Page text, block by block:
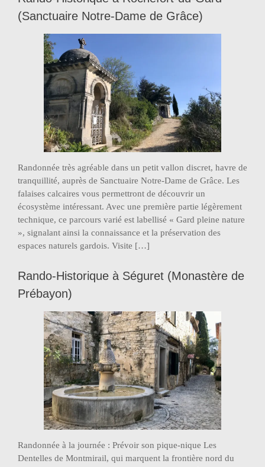
(Sanctuaire Notre-Dame de Grâce)
Randonnée très agréable dans un petit vallon discret, havre de
tranquillité, auprès de Sanctuaire Notre-Dame de Grâce. Les
falaises calcaires vous permettront de découvrir un
écosystème intéressant. Avec une première partie légèrement
technique, ce parcours varié est labellisé « Gard pleine nature
», signalant ainsi la connaissance et la préservation des
espaces naturels gardois. Visite […]
Rando-Historique à Séguret (Monastère de
Prébayon)
Randonnée à la journée : Prévoir son pique-nique Les
Dentelles de Montmirail, qui marquent la frontière nord du